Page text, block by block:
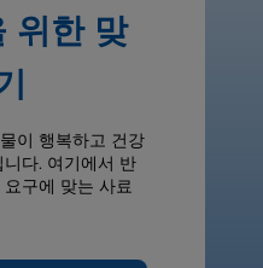
위한 맞
이 행복하고 건강
다. 여기에서 반
구에 맞는 사료